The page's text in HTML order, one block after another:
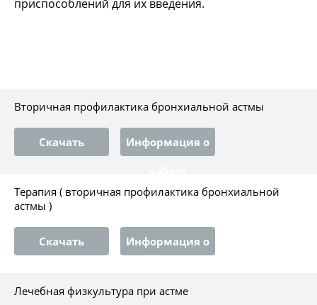
приспособлений для их введения.
Вторичная профилактика бронхиальной астмы
Скачать
Информация о
Терапия ( вторичная профилактика бронхиальной
астмы )
Скачать
Информация о
Лечебная физкультура при астме